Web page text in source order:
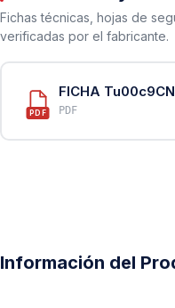
Fichas técnicas, hojas de
verificadas por el fabricante.
PDF
FICHA
PDF
Información del